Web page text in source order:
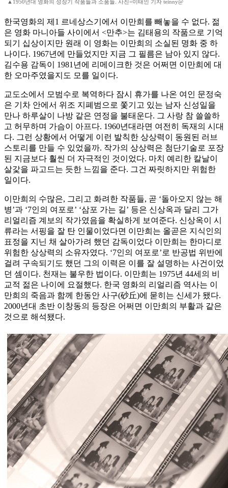
▲1950년대 영화의 성장기 작품들과 소품들. 사진=이태인 기자 teinny@
한국영화의 제1 르네상스기에서 이만희를 빼놓을 수 없다. 젊
은 영화 마니아들 사이에서 <만추>는 김태용의 작품으로 기억
되기 십상이지만 원래 이 영화는 이만희의 소실된 명화 중 하
나이다. 1967년에 만들었지만 지금 그 필름은 남아 있지 않다.
김수용 감독이 1981년에 리메이크한 것은 어쩌면 이만희에 대
한 오마주였을지도 모를 일이다.
교도소에서 모범수로 복역하다 잠시 휴가를 나온 여인 문정숙
은 기차 안에서 위조 지폐범으로 쫓기고 있는 남자 신성일을
만나 하루살이 나방 같은 연정을 불태운다. 그 사랑 참 쓸쓸하
고 허무하며 가슴이 아프다. 1960년대라면 여전히 독재의 시대
다. 그런 상황에서 어떻게 이런 발칙한 상상력이 동원된 러브
스토리를 만들 수 있었을까. 작가의 상상력은 첨단기술로 포장
된 지금보다 훨씬 더 자극적인 것이었다. 마치 예리한 칼날이
살갗을 파고드는 듯한 느낌을 준다. 그건 짜릿하지만 위험한
일이다.
이만희의 수많은, 그리고 화려한 작품들, 곧 ‘돌아오지 않는 해
병’과 ‘7인의 여포로’ ‘삼포 가는 길’ 등은 신상옥과 달리 그가
리얼리즘 계보의 작가였음을 확실하게 보여준다. 신상옥이 시
류라는 서핑을 잘 탄 인물이었다면 이만희는 올곧은 지식인의
표정을 지닌 채 살아가려 했던 감독이었다 이만희는 한마디로
위험한 상상력의 소유자였다. ‘7인의 여포로’로 반공법 위반에
걸려 구속되기도 했던 그의 이력은 이를 잘 설명하는 사건이었
던 셈이다. 천재는 불우한 법이다. 이만희는 1975년 44세의 비
교적 젊은 나이에 요절했다. 한국 영화의 리얼리즘 역사는 이
만희의 죽음과 함께 한동안 사구(砂丘)에 묻히는 신세가 됐다.
2000년대 초반 이창동의 등장은 어쩌면 이만희의 부활과 같은
것으로 해석됐다.